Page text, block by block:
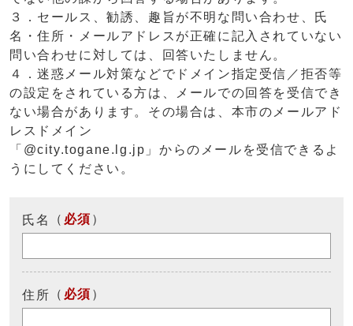
３．セールス、勧誘、趣旨が不明な問い合わせ、氏
名・住所・メールアドレスが正確に記入されていない
問い合わせに対しては、回答いたしません。
４．迷惑メール対策などでドメイン指定受信／拒否等
の設定をされている方は、メールでの回答を受信でき
ない場合があります。その場合は、本市のメールアド
レスドメイン
「@city.togane.lg.jp」からのメールを受信できるよ
うにしてください。
氏名 （ 必須 ）
住所 （ 必須 ）